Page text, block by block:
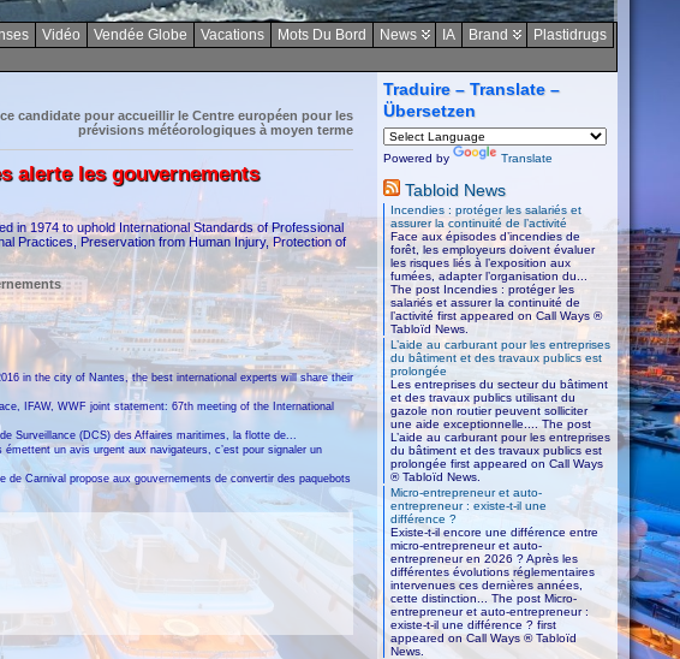
Vidéo Vendée Globe Vacations Mots Du Bord News IA Brand
Plastidrugs
candidate pour accueillir le Centre européen pour les
prévisions météorologiques à moyen terme
alerte les gouvernements
in 1974 to uphold International Standards of Professional
Practices, Preservation from Human Injury, Protection of
in the city of Nantes, the best international experts will share their
IFAW, WWF joint statement: 67th meeting of the International
Surveillance (DCS) des Affaires maritimes, la flotte de...
un avis urgent aux navigateurs, c’est pour signaler un
de Carnival propose aux gouvernements de convertir des paquebots
Traduire – Translate –
Übersetzen
Powered by Translate
Tabloid News
Incendies : protéger les salariés et
assurer la continuité de l’activité
Face aux épisodes d’incendies de
forêt, les employeurs doivent évaluer
les risques liés à l’exposition aux
fumées, adapter l’organisation du...
The post Incendies : protéger les
salariés et assurer la continuité de
l’activité first appeared on Call Ways ®
Tabloïd News.
L’aide au carburant pour les entreprises
du bâtiment et des travaux publics est
prolongée
Les entreprises du secteur du bâtiment
et des travaux publics utilisant du
gazole non routier peuvent solliciter
une aide exceptionnelle.... The post
L’aide au carburant pour les entreprises
du bâtiment et des travaux publics est
prolongée first appeared on Call Ways
® Tabloïd News.
Micro-entrepreneur et auto-
entrepreneur : existe-t-il une
différence ?
Existe-t-il encore une différence entre
micro-entrepreneur et auto-
entrepreneur en 2026 ? Après les
différentes évolutions réglementaires
intervenues ces dernières années,
cette distinction... The post Micro-
entrepreneur et auto-entrepreneur :
existe-t-il une différence ? first
appeared on Call Ways ® Tabloïd
News.